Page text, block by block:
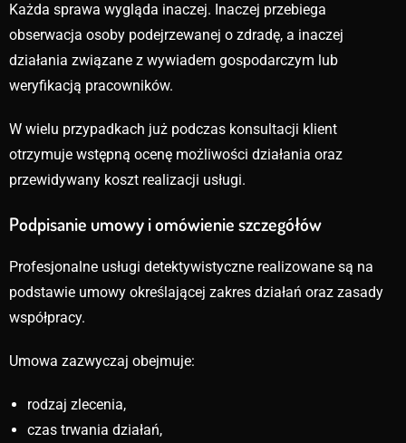
Każda sprawa wygląda inaczej. Inaczej przebiega
obserwacja osoby podejrzewanej o zdradę, a inaczej
działania związane z wywiadem gospodarczym lub
weryfikacją pracowników.
W wielu przypadkach już podczas konsultacji klient
otrzymuje wstępną ocenę możliwości działania oraz
przewidywany koszt realizacji usługi.
Podpisanie umowy i omówienie szczegółów
Profesjonalne usługi detektywistyczne realizowane są na
podstawie umowy określającej zakres działań oraz zasady
współpracy.
Umowa zazwyczaj obejmuje:
rodzaj zlecenia,
czas trwania działań,